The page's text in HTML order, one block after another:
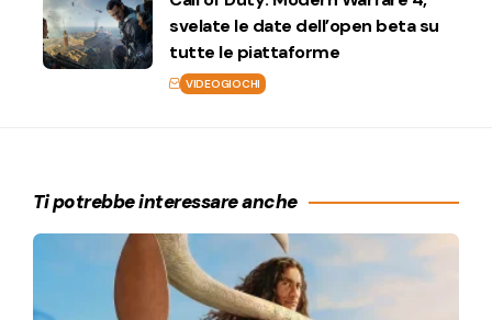
svelate le date dell’open beta su
tutte le piattaforme
VIDEOGIOCHI
Ti potrebbe interessare anche